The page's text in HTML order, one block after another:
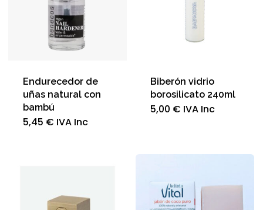
Endurecedor de
uñas natural con
bambú
5,45 € IVA Inc
Biberón vidrio
borosilicato 240ml
5,00 € IVA Inc